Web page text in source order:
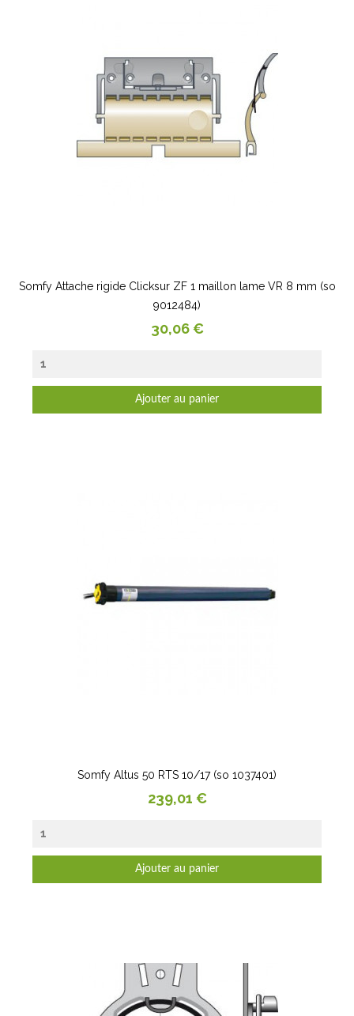
Somfy Attache rigide Clicksur ZF 1 maillon lame VR 8 mm (so
9012484)
Prix
30,06 €
Ajouter au panier
Somfy Altus 50 RTS 10/17 (so 1037401)
Prix
239,01 €
Ajouter au panier